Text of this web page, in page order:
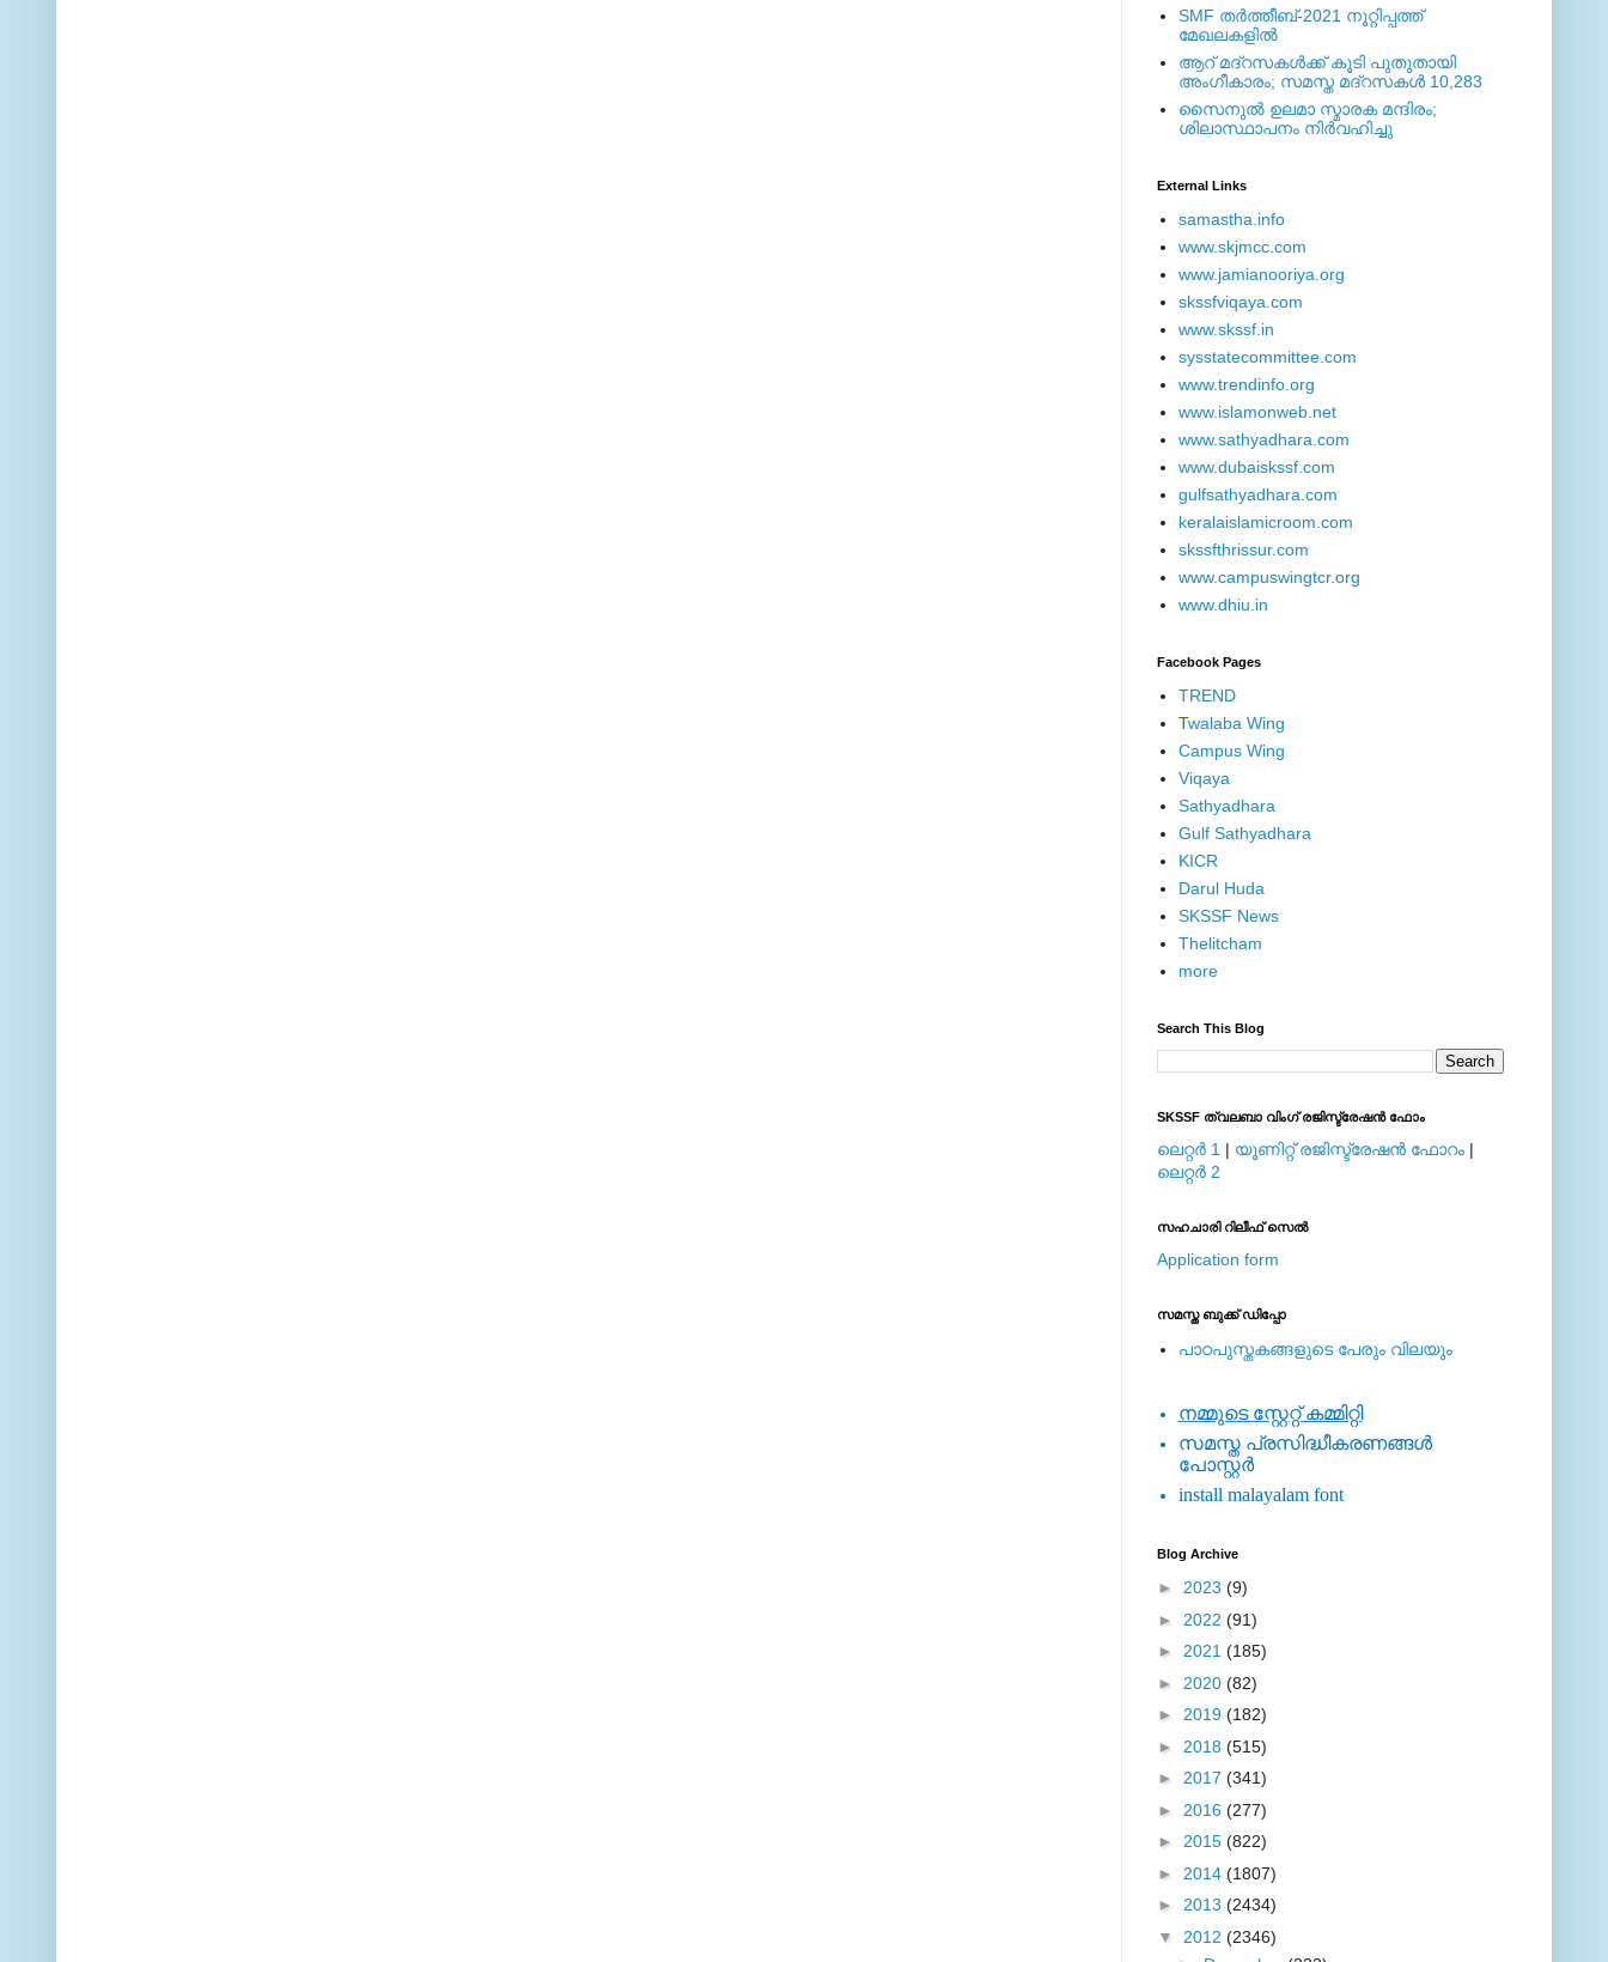
SMF തര്‍ത്തീബ്-2021 നൂറ്റിപ്പത്ത്
മേഖലകളില്‍
ആറ് മദ്റസകള്‍ക്ക് കൂടി പുതുതായി
അംഗീകാരം; സമസ്ത മദ്റസകള്‍ 10,283
സൈനുല്‍ ഉലമാ സ്മാരക മന്ദിരം;
ശിലാസ്ഥാപനം നിര്‍വഹിച്ചു
External ‎Links
samastha.info
www.skjmcc.com
www.jamianooriya.org
skssfviqaya.com
www.skssf.in
sysstatecommittee.com
www.trendinfo.org
www.islamonweb.net
www.sathyadhara.com
www.dubaiskssf.com
gulfsathyadhara.com
keralaislamicroom.com
skssfthrissur.com
www.campuswingtcr.org
www.dhiu.in
Facebook Pages
TREND
Twalaba Wing
Campus Wing
Viqaya
Sathyadhara
Gulf Sathyadhara
KICR
Darul Huda
SKSSF News
Thelitcham
more
Search This Blog
SKSSF ത്വലബാ വിംഗ് രജിസ്ട്രേഷന്‍ ഫോം
ലെറ്റര്‍ 1 | യൂണിറ്റ് രജിസ്ട്രേഷന്‍ ഫോറം |
ലെറ്റര്‍ 2
സഹചാരി റിലീഫ് സെല്‍
Application form
സമസ്ത ബുക്ക് ഡിപ്പോ
പാഠപുസ്തകങ്ങളുടെ പേരും വിലയും
നമ്മുടെ സ്റ്റേറ്റ് കമ്മിറ്റി
സമസ്ത പ്രസിദ്ധീകരണങ്ങള്‍
പോസ്റ്റര്‍
install malayalam font
Blog Archive
► 2023 (9)
► 2022 (91)
► 2021 (185)
► 2020 (82)
► 2019 (182)
► 2018 (515)
► 2017 (341)
► 2016 (277)
► 2015 (822)
► 2014 (1807)
► 2013 (2434)
▼ 2012 (2346)